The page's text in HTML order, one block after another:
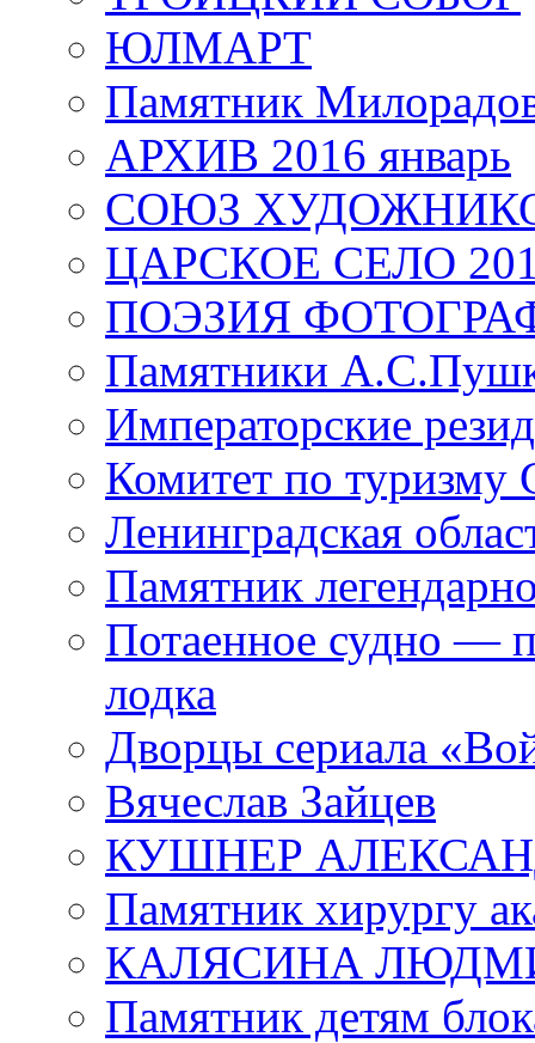
ЮЛМАРТ
Памятник
АРХИВ 2016 январь
СОЮЗ
ЦАРСКОЕ СЕЛО
ПОЭЗИЯ
Памятники
Императорские
Комитет по туризму
Ленинградская
Памятник
Потаенное судно —
лодка
Дворцы сериала
Вячеслав Зайцев
КУШНЕР
Памятник хирургу
КАЛЯСИНА
Памятник детям